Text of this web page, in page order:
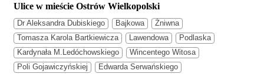
Ulice w mieście Ostrów Wielkopolski
Dr Aleksandra Dubiskiego Bajkowa
Żniwna
Tomasza Karola Bartkiewicza
Lawendowa
Podlaska
Kardynała M.Ledóchowskiego
Wincentego Witosa
Poli Gojawiczyńskiej
Edwarda Serwańskiego